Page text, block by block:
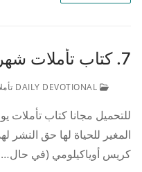
7. كتاب تأملات شهر يوليو 2025
المغير للحياة لها حق
كريس أوياكيلومي (في حال…